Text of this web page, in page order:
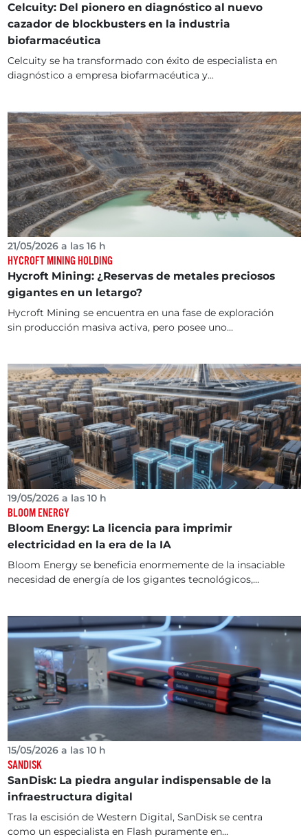
Celcuity: Del pionero en diagnóstico al nuevo
cazador de blockbusters en la industria
biofarmacéutica
Celcuity se ha transformado con éxito de especialista en
diagnóstico a empresa biofarmacéutica y...
21/05/2026 a las 16 h
HYCROFT MINING HOLDING
Hycroft Mining: ¿Reservas de metales preciosos
gigantes en un letargo?
Hycroft Mining se encuentra en una fase de exploración
sin producción masiva activa, pero posee uno...
19/05/2026 a las 10 h
BLOOM ENERGY
Bloom Energy: La licencia para imprimir
electricidad en la era de la IA
Bloom Energy se beneficia enormemente de la insaciable
necesidad de energía de los gigantes tecnológicos,...
15/05/2026 a las 10 h
SANDISK
SanDisk: La piedra angular indispensable de la
infraestructura digital
Tras la escisión de Western Digital, SanDisk se centra
como un especialista en Flash puramente en...